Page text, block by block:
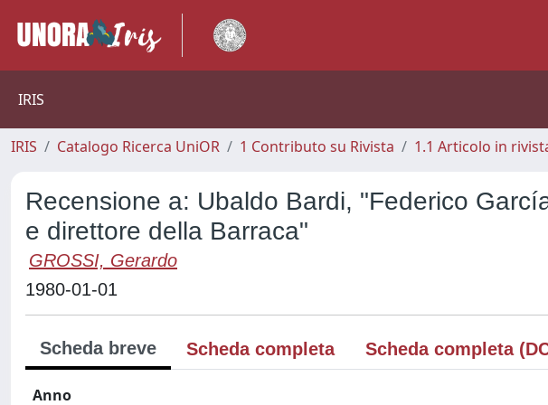
IRIS
IRIS Catalogo Ricerca UniOR 1 Contributo su Rivista 1.1 Articolo in
Recensione a: Ubaldo Bardi, "Federico
e direttore della Barraca"
GROSSI, Gerardo
1980-01-01
Scheda breve Scheda completa Scheda completa
Anno